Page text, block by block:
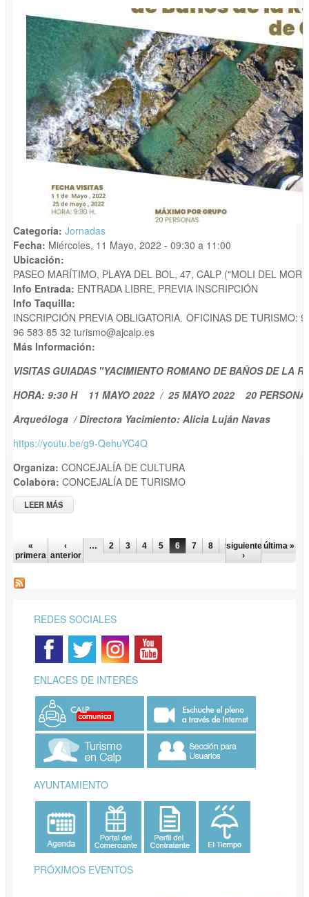
Categoría: Jornadas
Fecha: Miércoles, 11 Mayo, 2022 - 09:30 a 11:00
Ubicación:
PASEO MARÍTIMO, PLAYA DEL BOL, 47, CALP ("MOLI DEL
Info Entrada: ENTRADA LIBRE, PREVIA INSCRIPCIÓN
Info Taquilla:
INSCRIPCIÓN PREVIA OBLIGATORIA. OFICINAS DE TURISMO:
96 583 85 32 turismo@ajcalp.es
Más Información:
VISITAS GUIADAS "YACIMIENTO ROMANO DE BAÑOS DE LA
HORA: 9:30 H 11 MAYO 2022 / 25 MAYO 2022 20
Arqueóloga / Directora Yacimiento: Alicia Luján Navas
https://youtu.be/g9-QehuYC4Q
Organiza: CONCEJALÍA DE CULTURA
Colabora: CONCEJALÍA DE TURISMO
LEER MÁS
DE LA REINA"
PÁGINAS
«
primera
‹
anterior
… 2 3 4 5 6 7 8 9 10 …
siguiente
›
última »
REDES SOCIALES
ENLACES DE INTERÉS
AYUNTAMIENTO
PRÓXIMOS EVENTOS